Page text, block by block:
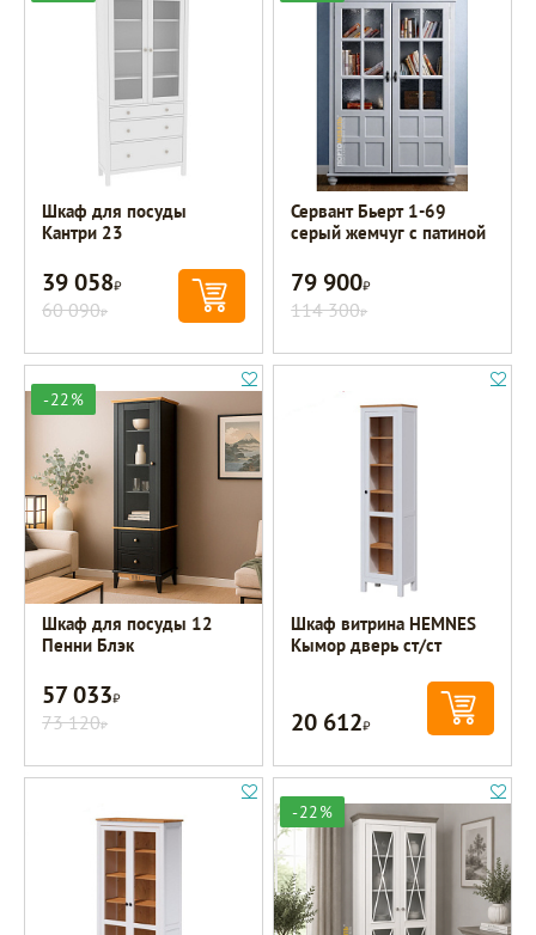
Шкаф для посуды
Кантри 23
39 058Р
60 090Р
Сервант Бьерт 1-69
серый жемчуг с патиной
79 900Р
114 300Р
-22%
Шкаф для посуды 12
Пенни Блэк
57 033Р
73 120Р
Шкаф витрина HEMNES
Кымор дверь ст/ст
20 612Р
-22%